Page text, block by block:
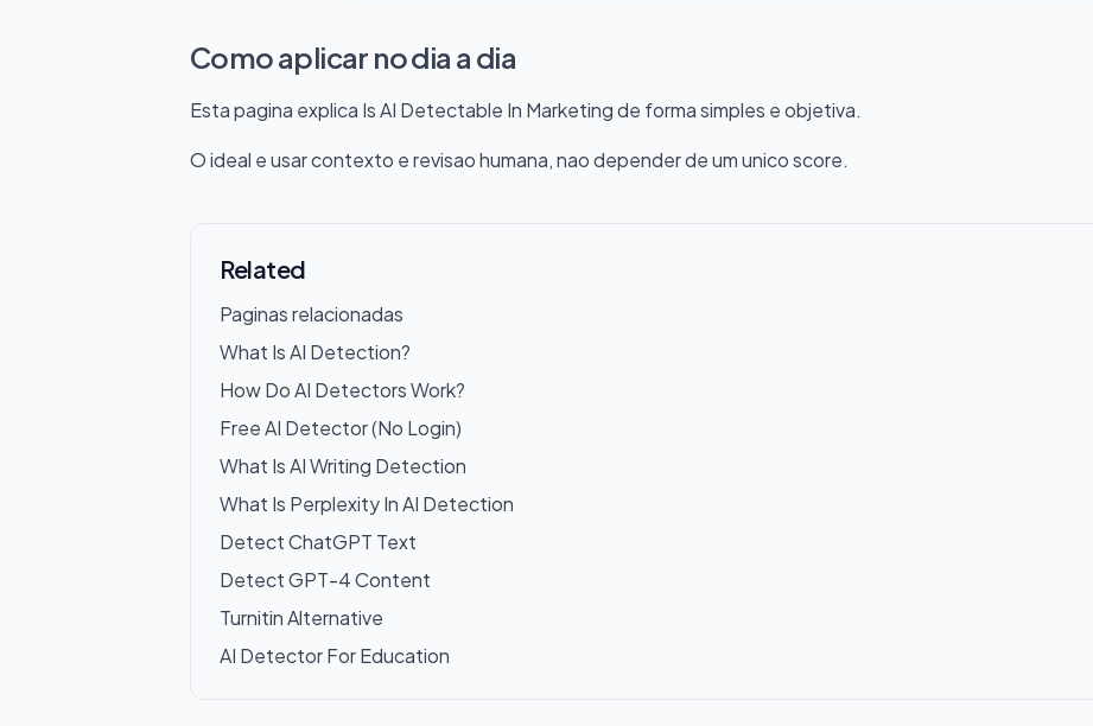
Como aplicar no dia a dia
Esta pagina explica Is AI Detectable In Marketing de forma simples e objetiva.
O ideal e usar contexto e revisao humana, nao depender de um unico score.
Related
Paginas relacionadas
What Is AI Detection?
How Do AI Detectors Work?
Free AI Detector (No Login)
What Is AI Writing Detection
What Is Perplexity In AI Detection
Detect ChatGPT Text
Detect GPT-4 Content
Turnitin Alternative
AI Detector For Education